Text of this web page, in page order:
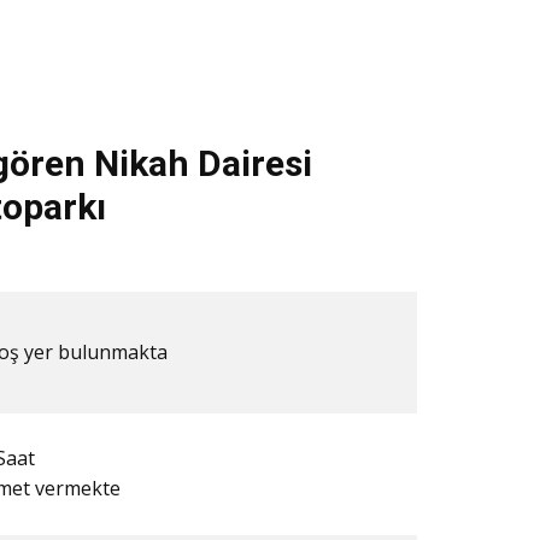
Nikah Dairesi
yer bulunmakta
vermekte